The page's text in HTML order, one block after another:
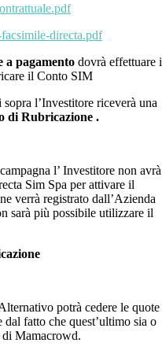
directa.pdf
a pagamento dovrà effettuare
il Conto SIM
l’Investitore riceverà una
di Rubricazione .
l’ Investitore non avrà
Sim Spa per attivare il
verrà registrato dall’Azienda
sarà più possibile utilizzare il
potrà cedere le quote
dal fatto che quest’ultimo sia o
Mamacrowd.